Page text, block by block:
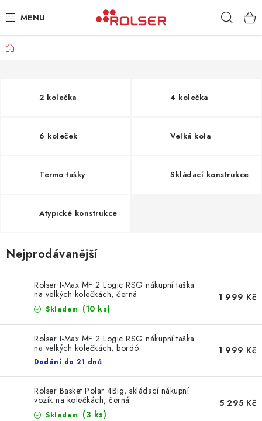
na
TAŠKY NA KOLEČKÁCH
KLASICKÉ TAŠKY
PŘÍSLUŠENSTVÍ
Domů
2 kolečka 4 kolečka
6 koleček Velká kola
Termo tašky Skládací konstrukce
Atypické konstrukce
Nejprodávanější
Rolser I-Max MF 2 Logic RSG nákupní taška
na velkých kolečkách, černá
Skladem (10 ks)
1 999 Kč
Rolser I-Max MF 2 Logic RSG nákupní taška
na velkých kolečkách, bordó
Dodání do 21 dnů
1 999 Kč
Rolser Basket Polar 4Big, skládací nákupní
vozík na kolečkách, černá
Skladem (3 ks)
5 295 Kč